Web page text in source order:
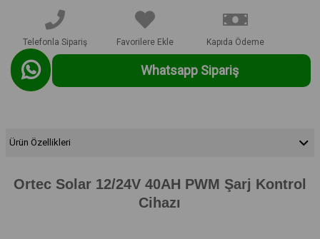
Telefonla Sipariş Favorilere Ekle Kapıda Ödeme
Whatsapp Sipariş
Ürün Özellikleri
Ortec Solar 12/24V 40AH PWM Şarj Kontrol
Cihazı